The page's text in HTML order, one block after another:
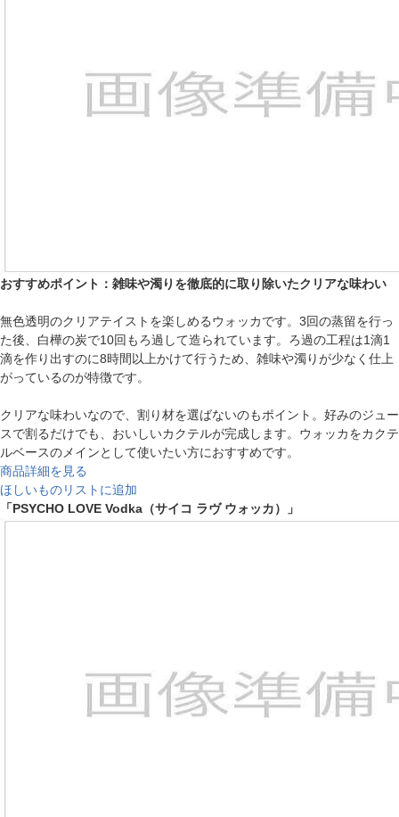
おすすめポイント：雑味や濁りを徹底的に取り除いたクリアな味わい
無色透明のクリアテイストを楽しめるウォッカです。3回の蒸留を行っ
た後、白樺の炭で10回もろ過して造られています。ろ過の工程は1滴1
滴を作り出すのに8時間以上かけて行うため、雑味や濁りが少なく仕上
がっているのが特徴です。
クリアな味わいなので、割り材を選ばないのもポイント。好みのジュー
スで割るだけでも、おいしいカクテルが完成します。ウォッカをカクテ
ルベースのメインとして使いたい方におすすめです。
商品詳細を見る
ほしいものリストに追加
「PSYCHO LOVE Vodka（サイコ ラヴ ウォッカ）」